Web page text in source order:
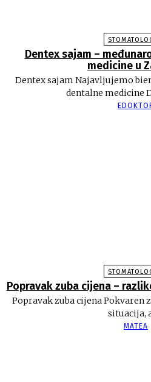
Dentex sajam –
medicine u
Dentex sajam Najavljujemo
dentalne medicine
Popravak zuba cijena –
Popravak zuba cijena Pokvaren
situacija,
MATEA